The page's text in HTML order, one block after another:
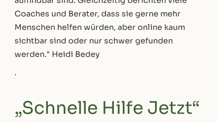
Coaches und Berater, dass sie gerne mehr
Menschen helfen würden, aber online kaum
sichtbar sind oder nur schwer gefunden
werden." Heidi Bedey
.
„Schnelle Hilfe Jetzt“